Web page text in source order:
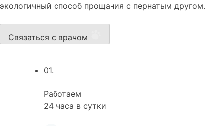
экологичный способ прощания с пернатым другом.
Связаться с врачом
01.
Работаем
24 часа в сутки